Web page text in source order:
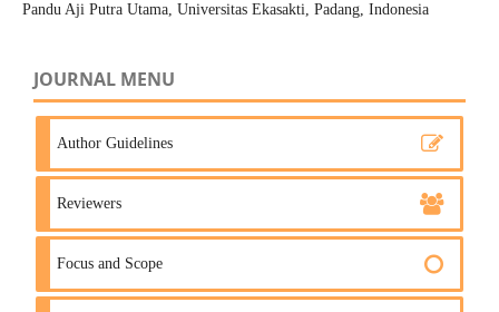
Pandu Aji Putra Utama, Universitas Ekasakti, Padang, Indonesia
JOURNAL MENU
Author Guidelines
Reviewers
Focus and Scope